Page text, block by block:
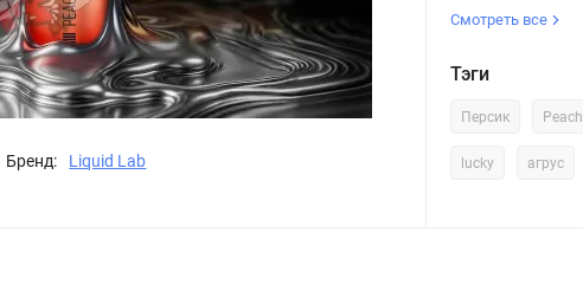
Бренд: Liquid Lab
Смотреть все
Тэги
Персик Peach
lucky агрус